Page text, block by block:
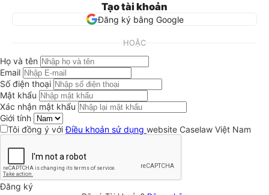
Tạo tài khoản
Đăng ký bằng Google
HOẶC
Họ và tên
Email
Số điện thoại
Mật khẩu
Xác nhận mật khẩu
Giới tính
Tôi đồng ý vớiĐiều khoản sử dụng website Caselaw Việt Nam
Đăng ký